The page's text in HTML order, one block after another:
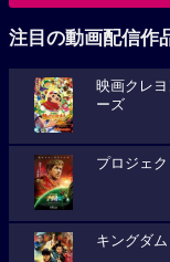
注目の動画配信作
映画クレ
ーズ
プロジェ
キングダ